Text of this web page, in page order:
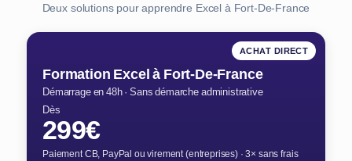
Deux solutions pour apprendre Excel à Fort-De-France
ACHAT DIRECT
Formation Excel à Fort-De-France
Démarrage en 48h · Sans démarche administrative
Dès
299€
Paiement CB, PayPal ou virement (entreprises) · 3× sans frais